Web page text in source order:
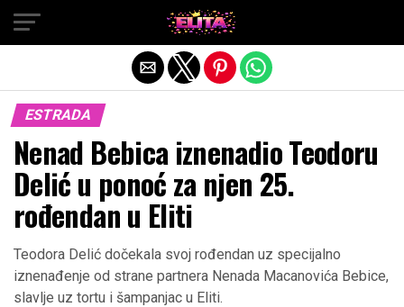
ESTRADA
Nenad Bebica iznenadio Teodoru
Delić u ponoć za njen 25.
rođendan u Eliti
Teodora Delić dočekala svoj rođendan uz specijalno
iznenađenje od strane partnera Nenada Macanovića Bebice,
slavlje uz tortu i šampanjac u Eliti.
Exit mobile version